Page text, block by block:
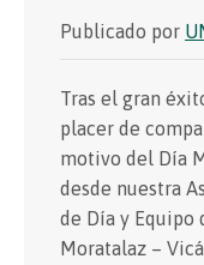
Publicado por
Tras el gran
placer de
motivo del Día
desde nuestra
de Día y Equipo
Moratalaz –